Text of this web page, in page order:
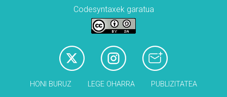
Codesyntaxek garatua
HONI BURUZ LEGE OHARRA PUBLIZITATEA